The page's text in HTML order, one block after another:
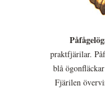
praktfjärilar.
blå
Fjärilen